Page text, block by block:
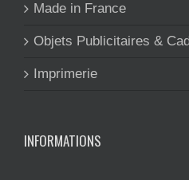
Made in France
Objets Publicitaires &
Imprimerie
INFORMATIONS